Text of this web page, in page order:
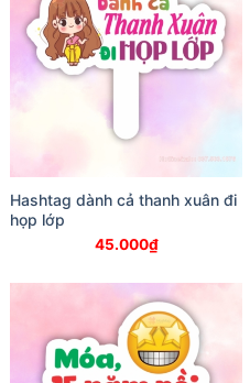
Hashtag dành cả thanh xuân đi
họp lớp
45.000₫